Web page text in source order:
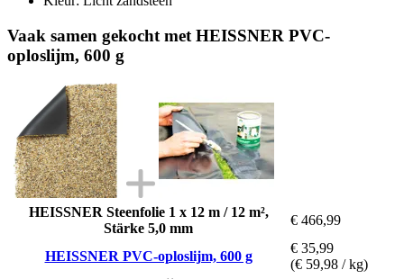
Vaak samen gekocht met HEISSNER PVC-
oploslijm, 600 g
HEISSNER Steenfolie 1 x 12 m / 12 m²,
Stärke 5,0 mm
€ 466,99
HEISSNER PVC-oploslijm, 600 g
€ 35,99
(€ 59,98 / kg)